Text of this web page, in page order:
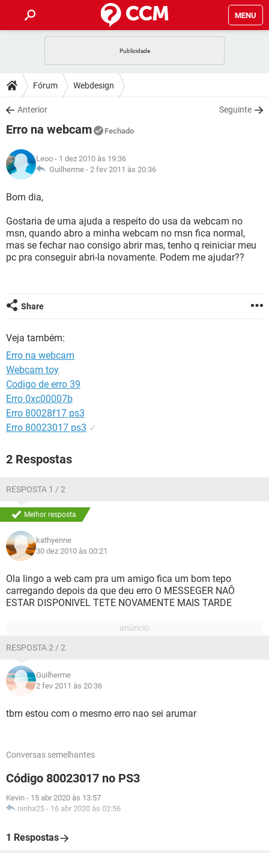
MENU
CELULAR
OUTLOOK
INSTAGRAM
GUIA DE COMPRAS
DICAS
JOGOS
INSTAGRAM
GUIA DE COMPRAS
DOWNLOADS
JOGOS
CELULAR
OUTLOOK EXCEL
INSTAGRAM
JOGOS
CELULAR
OUTLOOK
INSTAGRAM GMAIL
GUIA DE COMPRAS
GLOSSÁRIO
JOGOS
OUTLOOK EXCEL
GMAIL
Fórum Webdesign
Anterior Seguinte
Erro na webcam Fechado
Leoo - 1 dez 2010 às 19:36
Guilherme - 2 fev 2011 às 20:36
Bom dia,
Gostaria de uma ajuda a respeito do usa da webcam no
msn, quando abro a minha webcam no msn fica normal,
mas se fechar nao consigo abrir mas, tenho q reiniciar meu
pc pra conseguir abri-la novamente. Podem me ajudar??
Share
Veja também:
Erro na webcam
Webcam toy
Codigo de erro 39
Erro 0xc00007b
Erro 80028f17 ps3
Erro 80023017 ps3 ✓
2 Respostas
RESPOSTA 1 / 2
Melhor resposta
kathyenne
30 dez 2010 às 00:21
Ola lingo a web cam pra um amigo fica um bom tepo
carregando depois da que deu erro O MESSEGER NAÔ
ESTAR DISPONIVEL TETE NOVAMENTE MAIS TARDE
RESPOSTA 2 / 2
Guilherme
2 fev 2011 às 20:36
tbm estou com o mesmo erro nao sei arumar
Conversas semelhantes
Código 80023017 no PS3
Kevin - 15 abr 2020 às 13:57
ninha25 - 16 abr 2020 às 02:56
1 Respostas